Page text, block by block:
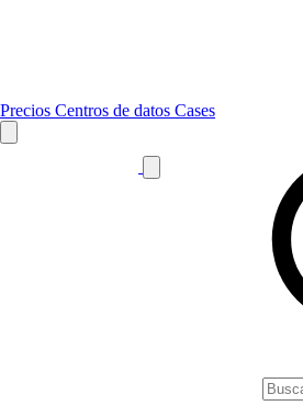
Precios Centros de datos Cases